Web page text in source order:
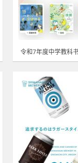
令和7年度中学教科